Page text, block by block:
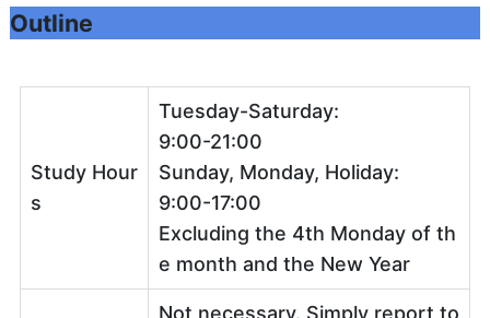
Outline
Study Hour
s
Tuesday-Saturday:
9:00-21:00
Sunday, Monday, Holiday:
9:00-17:00
Excluding the 4th Monday of th
e month and the New Year
Not necessary. Simply report to